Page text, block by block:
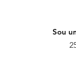
Sou